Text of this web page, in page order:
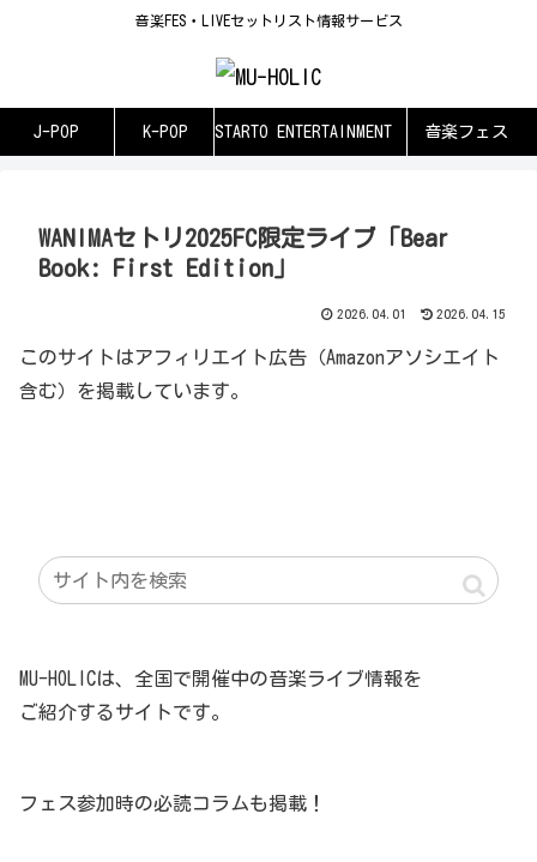
音楽FES・LIVEセットリスト情報サービス
J-POP K-POP STARTO ENTERTAINMENT 音楽フェス
WANIMAセトリ2025FC限定ライブ「Bear
Book: First Edition」
2026.04.01 2026.04.15
このサイトはアフィリエイト広告（Amazonアソシエイト
含む）を掲載しています。
MU-HOLICは、全国で開催中の音楽ライブ情報を
ご紹介するサイトです。
フェス参加時の必読コラムも掲載！